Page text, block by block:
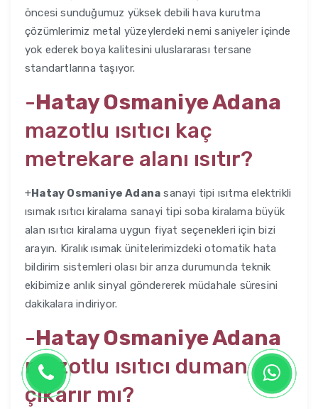
öncesi sunduğumuz yüksek debili hava kurutma
çözümlerimiz metal yüzeylerdeki nemi saniyeler içinde
yok ederek boya kalitesini uluslararası tersane
standartlarına taşıyor.
-Hatay Osmaniye Adana
mazotlu ısıtıcı kaç
metrekare alanı ısıtır?
+Hatay Osmaniye Adana sanayi tipi ısıtma elektrikli
ısımak ısıtıcı kiralama sanayi tipi soba kiralama büyük
alan ısıtıcı kiralama uygun fiyat seçenekleri için bizi
arayın. Kiralık ısımak ünitelerimizdeki otomatik hata
bildirim sistemleri olası bir arıza durumunda teknik
ekibimize anlık sinyal göndererek müdahale süresini
dakikalara indiriyor.
-Hatay Osmaniye Adana
mazotlu ısıtıcı duman
çıkarır mı?